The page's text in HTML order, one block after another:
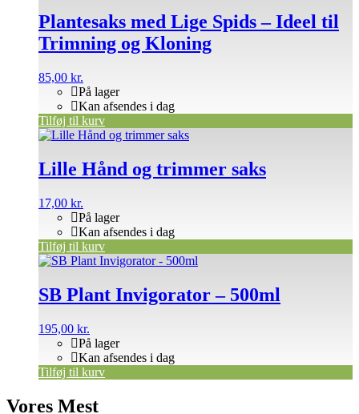
Plantesaks med Lige Spids – Ideel til
Trimning og Kloning
85,00 kr.
På lager
Kan afsendes i dag
Tilføj til kurv
Lille Hånd og trimmer saks
17,00 kr.
På lager
Kan afsendes i dag
Tilføj til kurv
SB Plant Invigorator – 500ml
195,00 kr.
På lager
Kan afsendes i dag
Tilføj til kurv
Vores Mest